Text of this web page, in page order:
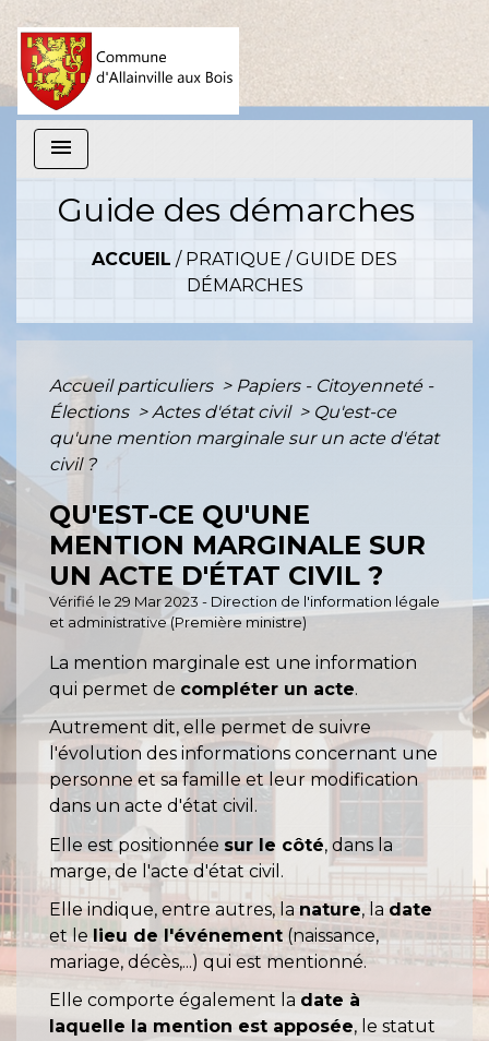
menu
Guide des démarches
ACCUEIL / PRATIQUE /GUIDE DES
DÉMARCHES
Accueil particuliers > Papiers - Citoyenneté -
Élections > Actes d'état civil > Qu'est-ce
qu'une mention marginale sur un acte d'état
civil ?
QU'EST-CE QU'UNE
MENTION MARGINALE SUR
UN ACTE D'ÉTAT CIVIL ?
Vérifié le 29 Mar 2023 - Direction de l'information légale
et administrative (Première ministre)
La mention marginale est une information
qui permet de compléter un acte.
Autrement dit, elle permet de suivre
l'évolution des informations concernant une
personne et sa famille et leur modification
dans un acte d'état civil.
Elle est positionnée sur le côté, dans la
marge, de l'acte d'état civil.
Elle indique, entre autres, lanature, la date
et lelieu de l'événement(naissance,
mariage, décès,...) qui est mentionné.
Elle comporte également la date à
laquelle la mention est apposée, le statut